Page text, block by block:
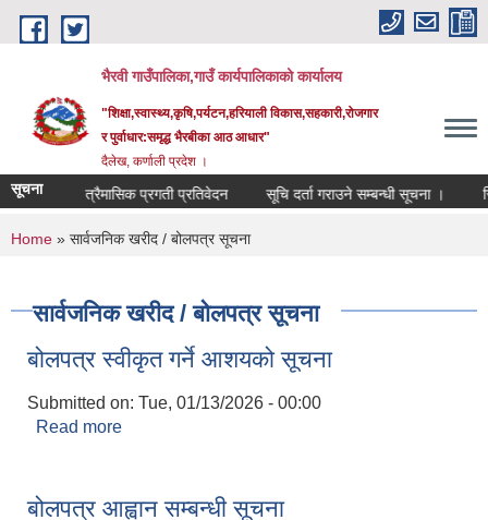
Skip to main content
भैरवी गाउँपालिका,गाउँ कार्यपालिकाको कार्यालय
"शिक्षा,स्वास्थ्य,कृषि,पर्यटन,हरियाली विकास,सहकारी,रोजगार
र पुर्वाधार:समृद्ध भैरबीका आठ आधार"
दैलेख, कर्णाली प्रदेश ।
सूचना
चौथो त्रैमासिक प्रगती प्रतिवेदन सूचि दर्ता गराउने सम्बन्धी सूचना ।
You are here
Home » सार्वजनिक खरीद / बोलपत्र सूचना
सार्वजनिक खरीद / बोलपत्र सूचना
बोलपत्र स्वीकृत गर्ने आशयको सूचना
Submitted on: Tue, 01/13/2026 - 00:00
Read more
बोलपत्र आह्वान सम्बन्धी सूचना